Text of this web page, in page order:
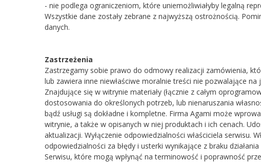
- nie podlega ograniczeniom, które uniemożliwiałyby legalną
Wszystkie dane zostały zebrane z najwyższą ostrożnością.
danych.
Zastrzeżenia
Zastrzegamy sobie prawo do odmowy realizacji zamówienia,
lub zawiera inne niewłaściwe moralnie treści nie pozwalające na
Znajdujące się w witrynie materiały (łącznie z całym
dostosowania do określonych potrzeb, lub nienaruszania
bądź usługi są dokładne i kompletne. Firma Agami może
witrynie, a także w opisanych w niej produktach i ich cenach.
aktualizacji. Wyłączenie odpowiedzialności właściciela serwisu.
odpowiedzialności za błędy i usterki wynikające z braku
Serwisu, które mogą wpłynąć na terminowość i poprawność